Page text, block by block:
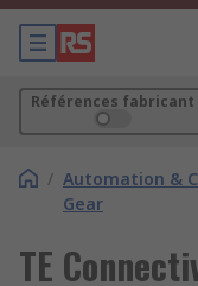
Références fabricant
/ Automation &
Gear
TE